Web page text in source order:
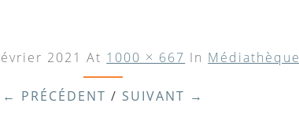
2021 At 1000 × 667 In Médiathèque
← PRÉCÉDENT / SUIVANT →